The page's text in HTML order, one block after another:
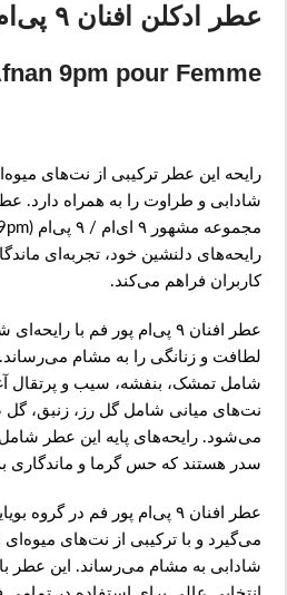
عطر ادکلن افنان ۹ پی‌ام پور فم
9pm pour Femme
رایحه این عطر ترکیبی از نت‌های
رایحه‌های دلنشین خود، تجربه‌ای
کاربران فراهم می‌کند.
عطر افنان ۹ پی‌ام پور فم با
لطافت و زنانگی را به مشام
شامل تمشک، بنفشه، سیب و پرتقال
نت‌های میانی شامل گل رز، زنبق، گل
می‌شود. رایحه‌های پایه این عطر
سدر هستند که حس گرما و ماندگاری
عطر افنان ۹ پی‌ام پور فم در
می‌گیرد و با ترکیبی از نت‌های
شادابی به مشام می‌رساند. این عطر